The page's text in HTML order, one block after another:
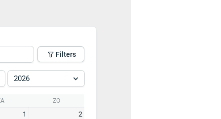
Filters
2026
ZO
1 2